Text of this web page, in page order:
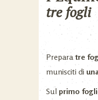
tre fogli
Prepara tre
munisciti di
Sul primo